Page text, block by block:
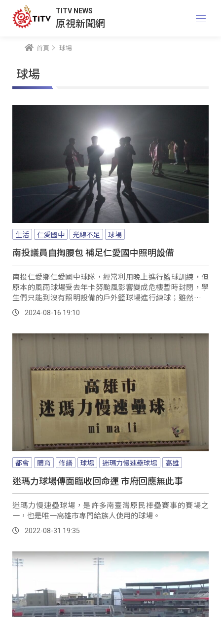
TITV NEWS
原視新聞網
首頁 球場
球場
生活 仁愛國中 光線不足 球場
南投議員自掏腰包 補足仁愛國中照明設備
南投仁愛鄉仁愛國中球隊，經常利用晚上進行籃球訓練，但
原本的風雨球場受去年卡努颱風影響變成危樓暫時封閉，學
生們只能到沒有照明設備的戶外籃球場進行練球；雖然學校
購置簡易照明設備來克難使用，但不僅亮度不足，面對刺眼
的光源也導致學生容易漏接球而被球擊傷。
2024-08-16 19:10
都會 體育 修繕 球場 迷瑪力慢速壘球場 高雄
迷瑪力球場傳面臨收回命運 市府回應無此事
迷瑪力慢速壘球場，是許多南臺灣原民棒壘賽事的賽場之
一，也是唯一高雄市專門給族人使用的球場。
2022-08-31 19:35